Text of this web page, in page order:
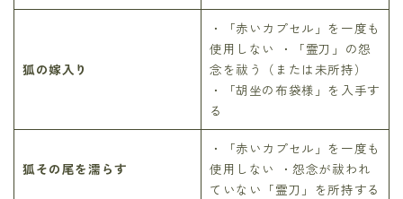
狐の嫁入り
・「赤いカプセル」を一度も
使用しない ・「霊刀」の怨
念を祓う（または未所持）
・「胡坐の布袋様」を入手す
る
狐その尾を濡らす
・「赤いカプセル」を一度も
使用しない ・怨念が祓われ
ていない「霊刀」を所持する